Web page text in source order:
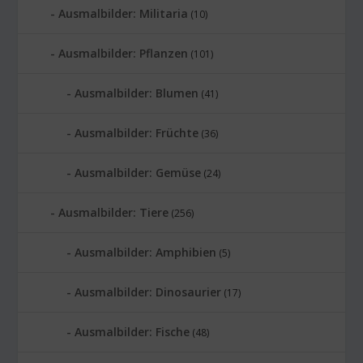
Ausmalbilder: Militaria (10)
Ausmalbilder: Pflanzen (101)
Ausmalbilder: Blumen (41)
Ausmalbilder: Früchte (36)
Ausmalbilder: Gemüse (24)
Ausmalbilder: Tiere (256)
Ausmalbilder: Amphibien (5)
Ausmalbilder: Dinosaurier (17)
Ausmalbilder: Fische (48)